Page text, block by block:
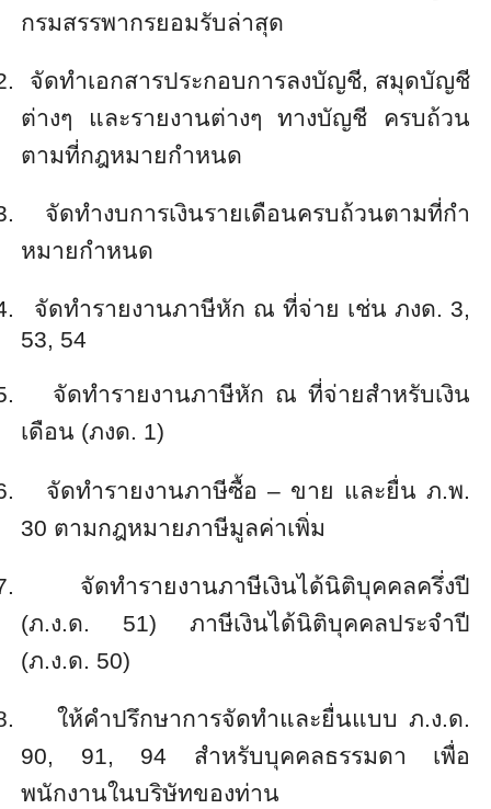
กรมสรรพากรยอมรับล่าสุด
จัดทำเอกสารประกอบการลงบัญชี, สมุดบัญชี
ต่างๆ และรายงานต่างๆ ทางบัญชี ครบถ้วน
ตามที่กฎหมายกำหนด
จัดทำงบการเงินรายเดือนครบถ้วนตามที่กำ
หมายกำหนด
จัดทำรายงานภาษีหัก ณ ที่จ่าย เช่น ภงด. 3,
53, 54
จัดทำรายงานภาษีหัก ณ ที่จ่ายสำหรับเงิน
เดือน (ภงด. 1)
จัดทำรายงานภาษีซื้อ– ขาย และยื่น ภ.พ.
30 ตามกฎหมายภาษีมูลค่าเพิ่ม
จัดทำรายงานภาษีเงินได้นิติบุคคลครึ่งปี
(ภ.ง.ด. 51) ภาษีเงินได้นิติบุคคลประจำปี
(ภ.ง.ด. 50)
ให้คำปรึกษาการจัดทำและยื่นแบบ ภ.ง.ด.
90, 91, 94 สำหรับบุคคลธรรมดา เพื่อ
พนักงานในบริษัทของท่าน